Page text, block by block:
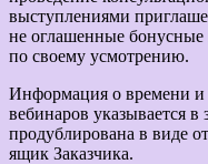
выступлениями
не оглашенные
по своему усмотрению.
Информация о времени и
вебинаров указывается
продублирована в виде
ящик Заказчика.